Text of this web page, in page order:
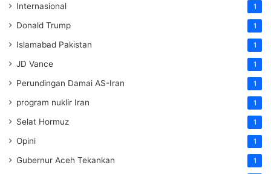
Internasional 1
Donald Trump 1
Islamabad Pakistan 1
JD Vance 1
Perundingan Damai AS-Iran 1
program nuklir Iran 1
Selat Hormuz 1
Opini 1
Gubernur Aceh Tekankan 1